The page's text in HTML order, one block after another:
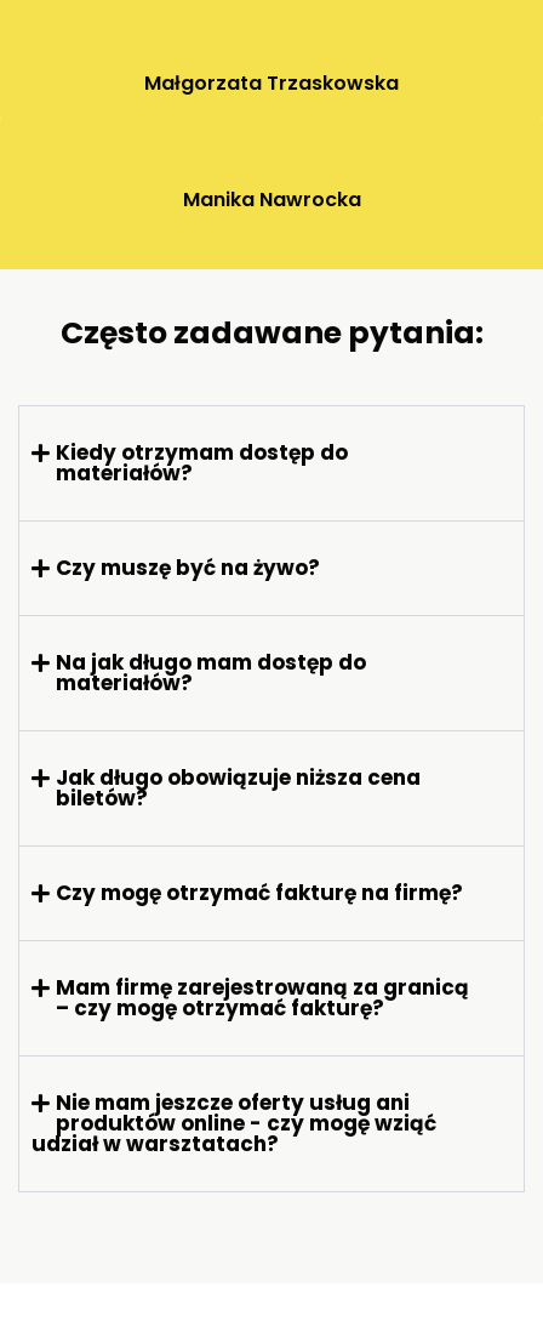
Małgorzata Trzaskowska
Manika Nawrocka
Często zadawane pytania:
Kiedy otrzymam dostęp do
materiałów?
Czy muszę być na żywo?
Na jak długo mam dostęp do
materiałów?
Jak długo obowiązuje niższa cena
biletów?
Czy mogę otrzymać fakturę na firmę?
Mam firmę zarejestrowaną za granicą
– czy mogę otrzymać fakturę?
Nie mam jeszcze oferty usług ani
produktów online - czy mogę wziąć
udział w warsztatach?